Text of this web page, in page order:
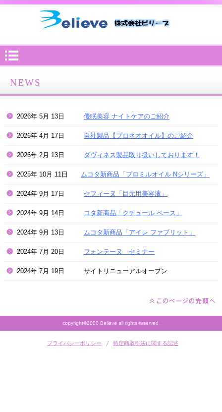
NEWS
2026年 5月 13日 優眠美容 ナイトケアのご紹介
2026年 4月 17日 自社製品【プロネオオイル】のご紹介
2026年 2月 13日 ダヴィネス製品取り扱いしております！
2025年 10月 11日 ムコタ新商品「プロミルオイル Nシリーズ」
2024年 9月 17日 セフィーヌ「目元用美容液」
2024年 9月 14日 コタ新商品「クチュール ベース」
2024年 9月 13日 ムコタ新商品「アイレ ファブリット」
2024年 7月 20日 フォンテーヌ セミナー
2024年 7月 19日 サイトリニューアルオープン
copyright©2000 Believe all rights reserved.
プライバシーポリシー 特定商取引法に関する記述